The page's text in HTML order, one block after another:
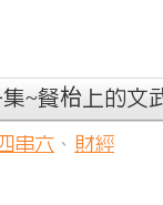
~餐枱上的文
串六 、 財經